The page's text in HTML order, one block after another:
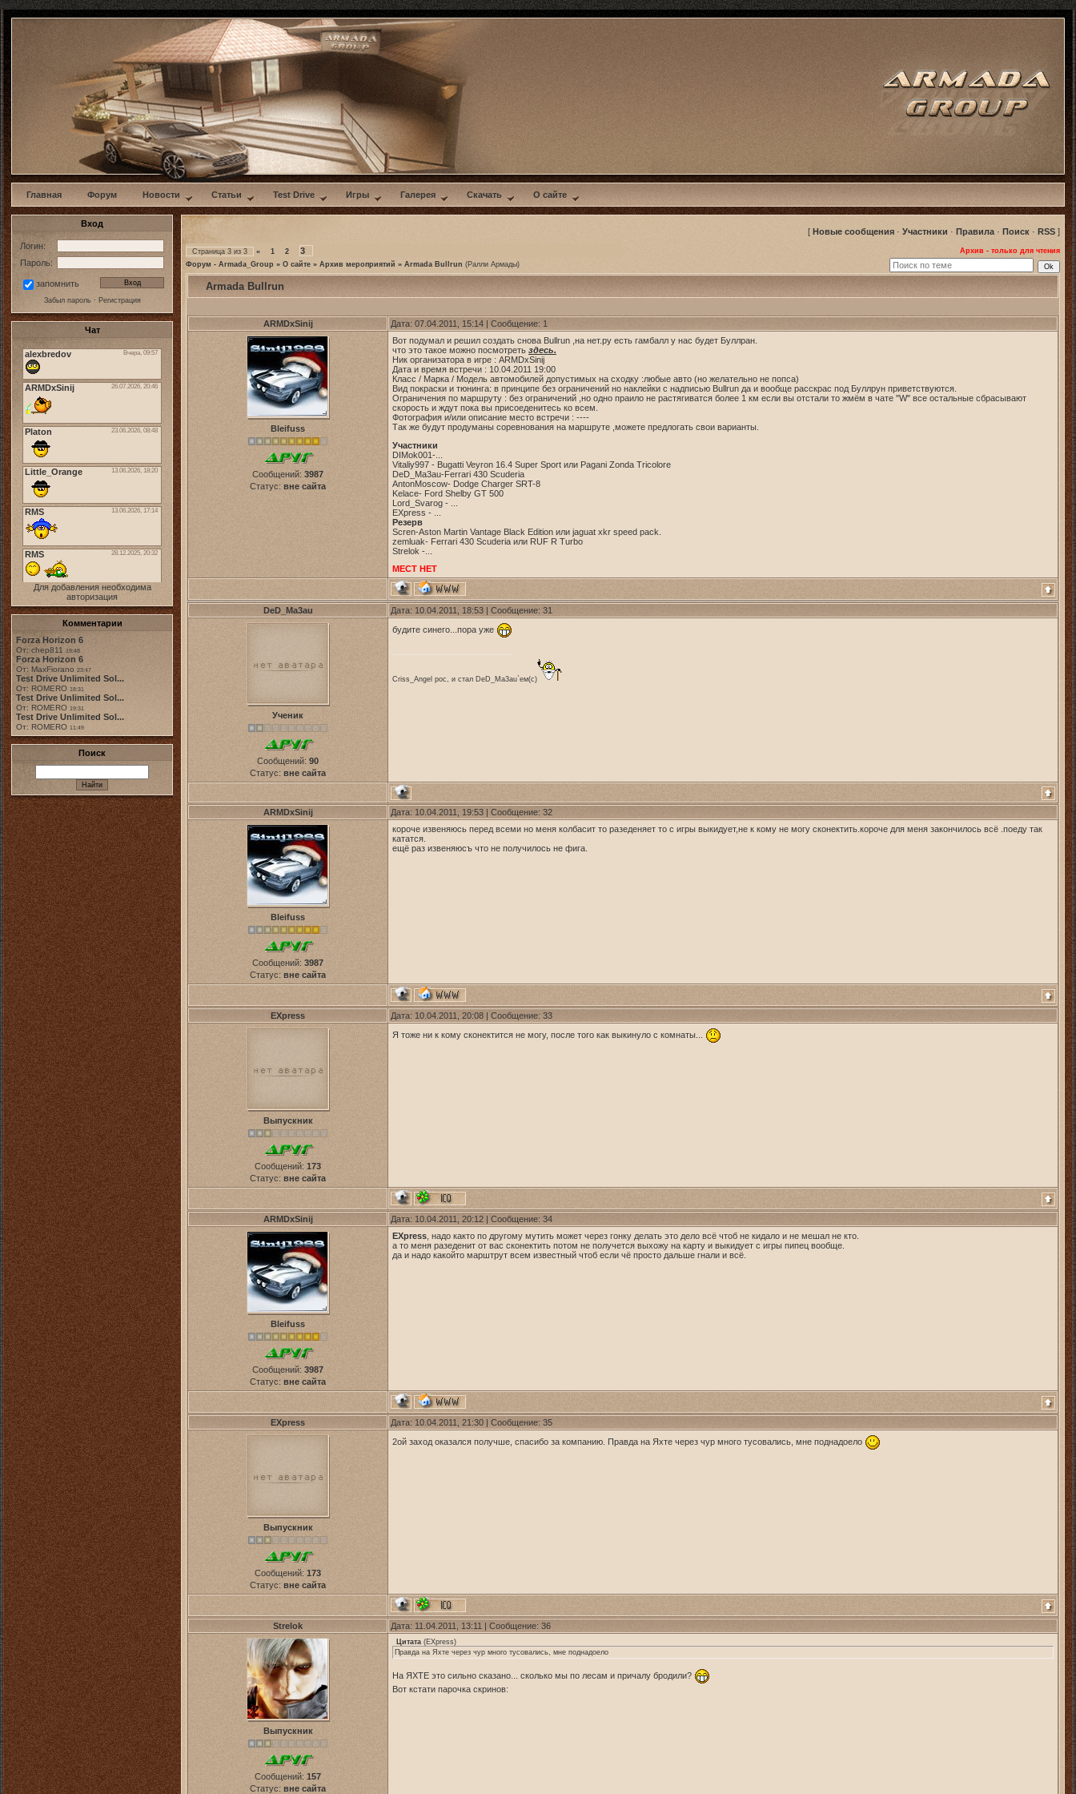
w
Главная Форум Новости Статьи Test Drive Игры Галерея Скачать О сайте
Вход
Логин:
Пароль:
запомнить
Забыл пароль· Регистрация
Чат
Для добавления необходима
авторизация
Комментарии
Forza Horizon 6
От: chep811 19:48
Forza Horizon 6
От: MaxFiorano 23:47
Test Drive Unlimited Sol...
От: ROMERO 18:31
Test Drive Unlimited Sol...
От: ROMERO 19:31
Test Drive Unlimited Sol...
От: ROMERO 11:49
Поиск
[ Новые сообщения · Участники · Правила · Поиск · RSS ]
Страница 3 из 3 « 1 2 3
Архив - только для чтения
Форум - Armada_Group » О сайте » Архив мероприятий » Armada Bullrun (Ралли Армады)
Armada Bullrun
ARMDxSinij Дата: 07.04.2011, 15:14 | Сообщение: 1
Bleifuss
Сообщений: 3987
Статус: вне сайта
Вот подумал и решил создать снова Bullrun ,на нет.ру есть гамбалл у нас будет Буллран.
что это такое можно посмотреть здесь.
Ник организатора в игре : ARMDxSinij
Дата и время встречи : 10.04.2011 19:00
Класс / Марка / Модель автомобилей допустимых на сходку :любые авто (но желательно не попса)
Вид покраски и тюнинга: в принципе без ограничений но наклейки с надписью Bullrun да и вообще расскрас под Буллрун приветствуются.
Ограничения по маршруту : без ограничений ,но одно праило не растягиватся более 1 км если вы отстали то жмём в чате "W" все остальные сбрасывают
скорость и ждут пока вы присоеденитесь ко всем.
Фотография и/или описание место встречи : ----
Так же будут продуманы соревнования на маршруте ,можете предлогать свои варианты.
Участники
DIMok001-...
Vitaliy997 - Bugatti Veyron 16.4 Super Sport или Pagani Zonda Tricolore
DeD_Ma3au-Ferrari 430 Scuderia
AntonMoscow- Dodge Charger SRT-8
Kelace- Ford Shelby GT 500
Lord_Svarog - ...
EXpress - ...
Резерв
Scren-Aston Martin Vantage Black Edition или jaguat xkr speed pack.
zemluak- Ferrari 430 Scuderia или RUF R Turbo
Strelok -...
МЕСТ НЕТ
DeD_Ma3au Дата: 10.04.2011, 18:53 | Сообщение: 31
Ученик
Сообщений: 90
Статус: вне сайта
будите синего...пора уже
Criss_Angel рос, и стал DeD_Ma3au`ем(с)
ARMDxSinij Дата: 10.04.2011, 19:53 | Сообщение: 32
Bleifuss
Сообщений: 3987
Статус: вне сайта
короче извеняюсь перед всеми но меня колбасит то разеденяет то с игры выкидует,не к кому не могу сконектить.короче для меня закончилось всё .поеду так
кататся.
ещё раз извеняюсъ что не получилось не фига.
EXpress Дата: 10.04.2011, 20:08 | Сообщение: 33
Выпускник
Сообщений: 173
Статус: вне сайта
Я тоже ни к кому сконектится не могу, после того как выкинуло с комнаты...
ARMDxSinij Дата: 10.04.2011, 20:12 | Сообщение: 34
Bleifuss
Сообщений: 3987
Статус: вне сайта
EXpress , надо както по другому мутить может через гонку делать это дело всё чтоб не кидало и не мешал не кто.
а то меня разеденит от вас сконектить потом не получется выхожу на карту и выкидует с игры пипец вообще.
да и надо какойто марштрут всем известный чтоб если чё просто дальше гнали и всё.
EXpress Дата: 10.04.2011, 21:30 | Сообщение: 35
Выпускник
Сообщений: 173
Статус: вне сайта
2ой заход оказался получше, спасибо за компанию. Правда на Яхте через чур много тусовались, мне поднадоело
Strelok Дата: 11.04.2011, 13:11 | Сообщение: 36
Выпускник
Сообщений: 157
Статус: вне сайта
Цитата (EXpress)
Правда на Яхте через чур много тусовались, мне поднадоело
На ЯХТЕ это сильно сказано... сколько мы по лесам и причалу бродили?
Вот кстати парочка скринов: